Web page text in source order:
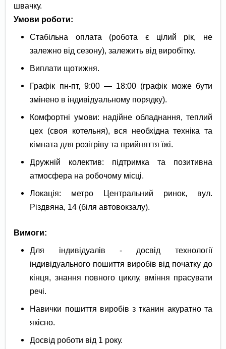
швачку.
Умови роботи:
Стабільна оплата (робота є цілий рік, не
залежно від сезону), залежить від виробітку.
Виплати щотижня.
Графік пн-пт, 9:00 — 18:00 (графік може бути
змінено в індивідуальному порядку).
Комфортні умови: надійне обладнання, теплий
цех (своя котельня), вся необхідна техніка та
кімната для розігріву та прийняття їжі.
Дружній колектив: підтримка та позитивна
атмосфера на робочому місці.
Локація: метро Центральний ринок, вул.
Різдвяна, 14 (біля автовокзалу).
Вимоги:
Для індивідуалів - досвід технології
індивідуального пошиття виробів від початку до
кінця, знання повного циклу, вміння прасувати
речі.
Навички пошиття виробів з тканин акуратно та
якісно.
Досвід роботи від 1 року.